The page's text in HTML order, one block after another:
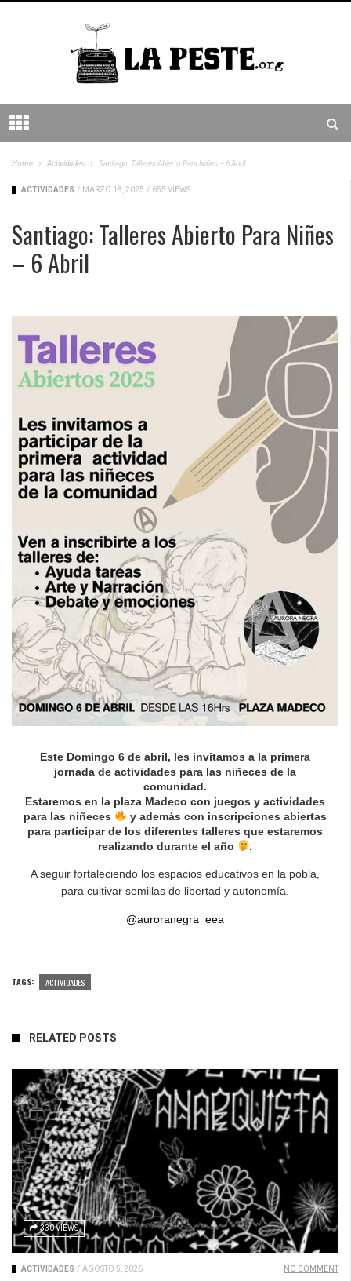
Home Actividades Santiago: Talleres Abierto Para Niñes – 6 Abril
ACTIVIDADES / MARZO 18, 2025 / 655 VIEWS
Santiago: Talleres Abierto Para Niñes
– 6 Abril
Este Domingo 6 de abril, les invitamos a la primera
jornada de actividades para las niñeces de la
comunidad.
Estaremos en la plaza Madeco con juegos y actividades
para las niñeces
y además con inscripciones abiertas
para participar de los diferentes talleres que estaremos
realizando durante el año
.
A seguir fortaleciendo los espacios educativos en la pobla,
para cultivar semillas de libertad y autonomía.
@auroranegra_eea
TAGS: ACTIVIDADES
RELATED POSTS
330 VIEWS
ACTIVIDADES / AGOSTO 5, 2026 NO COMMENT